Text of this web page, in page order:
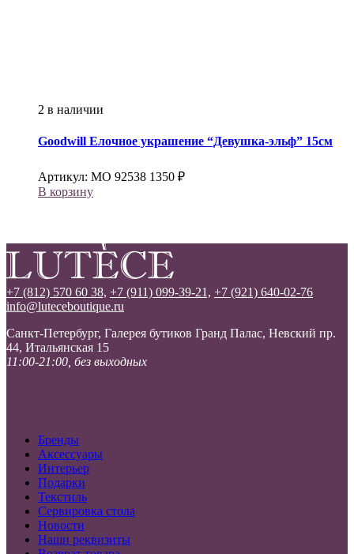
2 в наличии
Goodwill Елочное украшение “Девушка-эльф” 15см
Артикул: МО 92538 1350 ₽
В корзину
+7 (812) 570 60 38, +7 (911) 099-39-21, +7 (921) 640-02-76
info@luteceboutique.ru
Санкт-Петербург, Галерея бутиков Гранд Палас, Невский пр.
44, Итальянская 15
11:00-21:00, без выходных
Бренды
Аксессуары
Интерьер
Подарки
Текстиль
Сервировка стола
Новости
Наши реквизиты